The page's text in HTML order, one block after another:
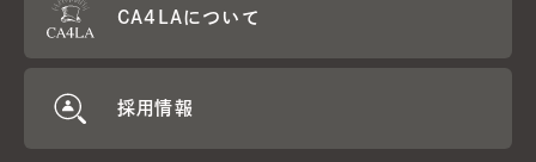
CA4LAについて
採用情報